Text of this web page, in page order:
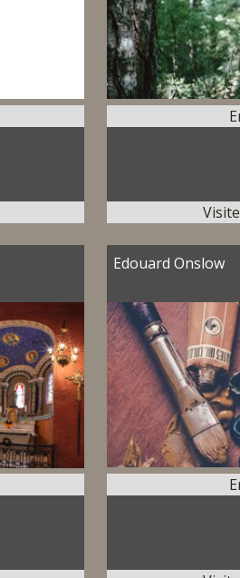
Edouard Onslow